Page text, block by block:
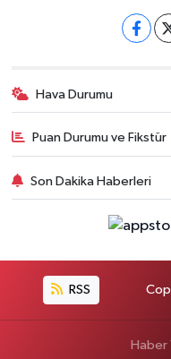
Hava Durumu
Puan Durumu ve Fikstür
Son Dakika Haberleri
RSS
Haber